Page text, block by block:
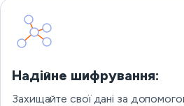
Надійне шифрування:
Захищайте свої дані за